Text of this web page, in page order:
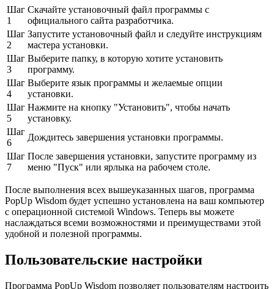
Шаг
1
Скачайте установочный файл программы с
официального сайта разработчика.
Шаг
2
Запустите установочный файл и следуйте инструкциям
мастера установки.
Шаг
3
Выберите папку, в которую хотите установить
программу.
Шаг
4
Выберите язык программы и желаемые опции
установки.
Шаг
5
Нажмите на кнопку "Установить", чтобы начать
установку.
Шаг
6
Дождитесь завершения установки программы.
Шаг
7
После завершения установки, запустите программу из
меню "Пуск" или ярлыка на рабочем столе.
После выполнения всех вышеуказанных шагов, программа
PopUp Wisdom будет успешно установлена на ваш компьютер
с операционной системой Windows. Теперь вы можете
наслаждаться всеми возможностями и преимуществами этой
удобной и полезной программы.
Пользовательские настройки
Программа PopUp Wisdom позволяет пользователям настроить